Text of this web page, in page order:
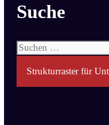
Suche
Suchen
Strukturraster für